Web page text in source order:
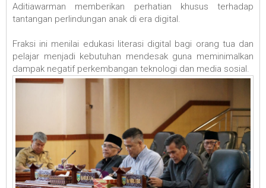
Aditiawarman memberikan perhatian khusus terhadap
tantangan perlindungan anak di era digital.
Fraksi ini menilai edukasi literasi digital bagi orang tua dan
pelajar menjadi kebutuhan mendesak guna meminimalkan
dampak negatif perkembangan teknologi dan media sosial.